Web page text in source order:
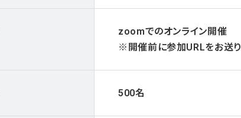
zoomでのオンライン開催
※開催前に参加URLをお送
500名